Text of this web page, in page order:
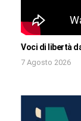
Voci di libertà
7 Agosto 2026